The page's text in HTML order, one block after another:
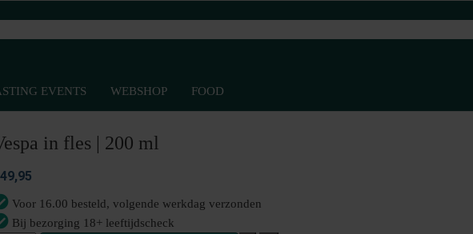
EVENTS WEBSHOP FOOD
in fles | 200 ml
49,95
Voor 16.00 besteld, volgende werkdag verzonden
Bij bezorging 18+ leeftijdscheck